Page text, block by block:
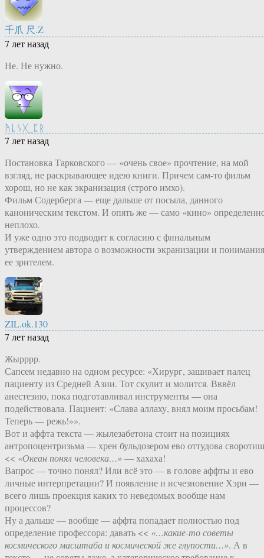
千爪 尺.Z
7 лет назад
Не. Не нужно.
ᚤᚳᛊᚷ_ᛈᚱ
7 лет назад
Постановка Тарковского — «очень свое» прочтение, на мой
взгляд, не раскрывающее идею книги. Причем сам-то фильм
хорош, но не как экранизация (строго имхо).
Фильм Содерберга — еще дальше от посыла, данного
каноническим текстом. И опять же — само «кино»
неплохо.
И уже одно это подводит к согласию с финальным
утверждением автора о возможности экранизации и понимания
ее зрителем.
ZIL.ok.130
7 лет назад
Жырррр.
Сапсем недавно на одном ресурсе: «Хирург, зашивает палец
пациенту из Средней Азии. Тот скулит и молится. Вввёл
анестезию, пока подготавливал инструменты — она
подействовала. Пациент: «Слава аллаху, внял моим просьбам!
Теперь — режь!»».
Вот и аффта текста — жылезабетона стоит на позициях
антропоцентризьма — хрен бульдозером ево оттудова
<< «Океан понял человека…» — хахаха!
Вапрос — точно понял? Или всё это — в голове аффты и ево
личные интерпретации? И появление и исчезновение Хэри —
всего лишь проекция каких то неведомых вообще нам
процессов?
Ну а дальше — вообще — аффта попадает полностью под
определение профессора: давать << «…какие-то советы
космического масштаба и космической же глупости…». А в